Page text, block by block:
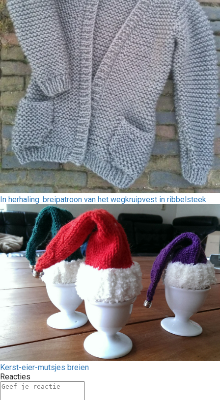
In herhaling: breipatroon van het wegkruipvest in ribbelsteek
Kerst-eier-mutsjes breien
Reacties